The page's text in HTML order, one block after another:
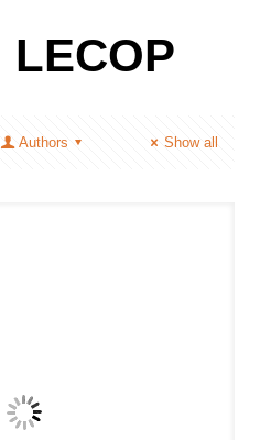
LECOP
Authors Show all